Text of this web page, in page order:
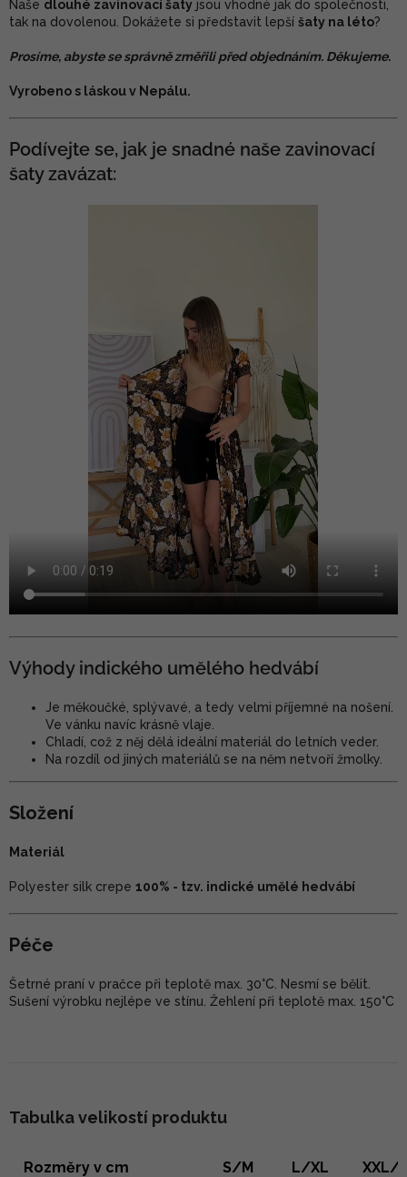
Naše dlouhé zavinovací šaty jsou vhodné jak do společnosti,
tak na dovolenou. Dokážete si představit lepší šaty na léto?
Prosíme, abyste se správně změřili před objednáním. Děkujeme.
Vyrobeno s láskou v Nepálu.
Podívejte se, jak je snadné naše zavinovací
šaty zavázat:
Výhody indického umělého hedvábí
Je měkoučké, splývavé, a tedy velmi příjemné na nošení.
Ve vánku navíc krásně vlaje.
Chladí, což z něj dělá ideální materiál do letních veder.
Na rozdíl od jiných materiálů se na něm netvoří žmolky.
Složení
Materiál
Polyester silk crepe 100% - tzv. indické umělé hedvábí
Péče
Šetrné praní v pračce při teplotě max. 30°C. Nesmí se bělit.
Sušení výrobku nejlépe ve stínu. Žehlení při teplotě max. 150°C
Tabulka velikostí produktu
Rozměry v cm S/M L/XL XXL/